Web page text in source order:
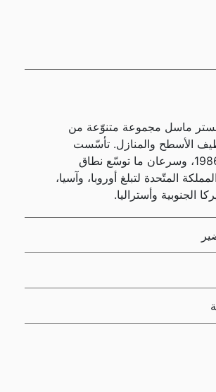
ماسل مجموعة متنوّعة من
الأسطح والمنازل. تأسّست
العلامة عام 1986، وسرعان ما توسّع نطاق
المتّحدة لتبلغ أوروبا، وآسيا،
الجنوبية وأستراليا.